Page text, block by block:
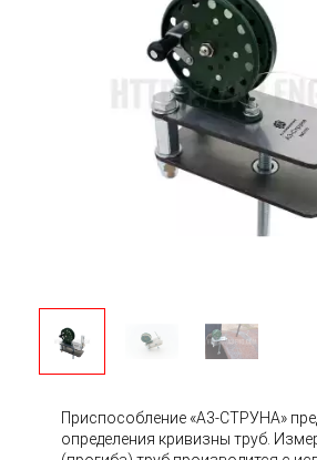
Приспособление «А3-СТРУНА»
определения кривизны труб.